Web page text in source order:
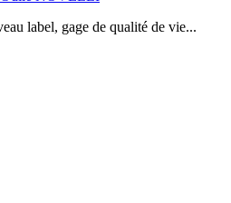
label, gage de qualité de vie...